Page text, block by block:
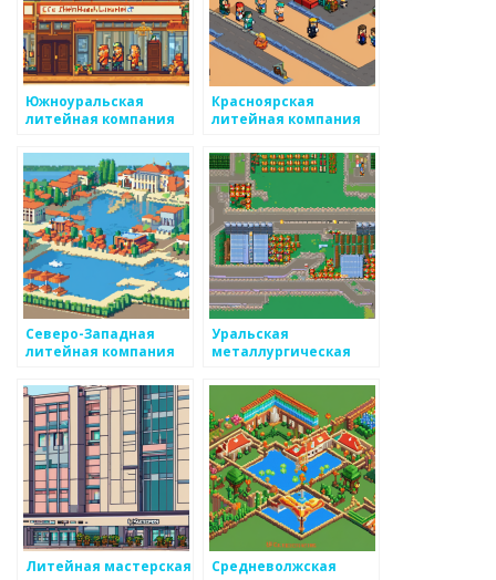
Южноуральская
литейная компания
Красноярская
литейная компания
Северо-Западная
литейная компания
Уральская
металлургическая
Литейная мастерская
Средневолжская